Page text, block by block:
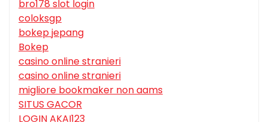
bro178 slot login
coloksgp
bokep jepang
Bokep
casino online stranieri
casino online stranieri
migliore bookmaker non aams
SITUS GACOR
LOGIN AKAI123